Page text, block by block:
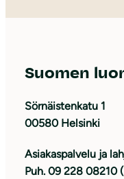
Suomen
Sörnäistenkatu 1
00580 Helsinki
Asiakaspalvelu ja
Puh. 09 228 08210